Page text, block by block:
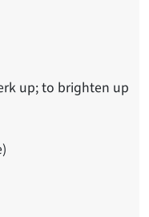
up; to brighten up